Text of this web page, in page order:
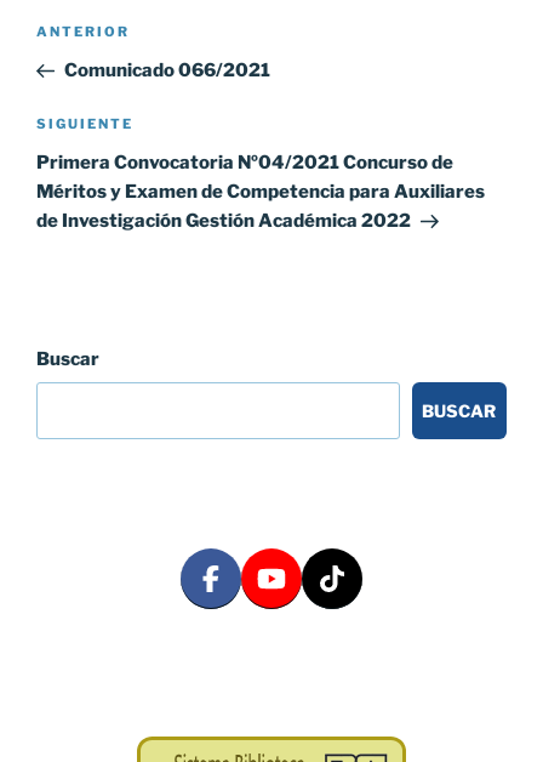
Navegación
entradas
Entrada
anterior:
ANTERIOR
Comunicado 066/2021
Siguiente
entrada
SIGUIENTE
Primera Convocatoria Nº04/2021 Concurso de
Méritos y Examen de Competencia para Auxiliares
de Investigación Gestión Académica 2022
Buscar
BUSCAR